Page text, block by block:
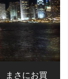
まさにお買